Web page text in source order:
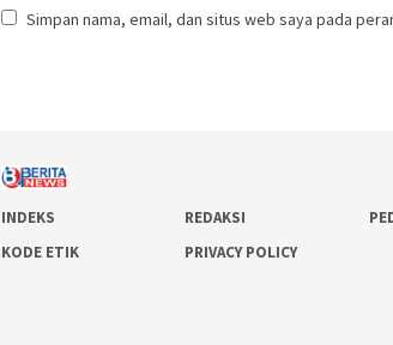
Simpan nama, email, dan situs web saya pada
INDEKS REDAKSI
KODE ETIK
PRIVACY POLICY